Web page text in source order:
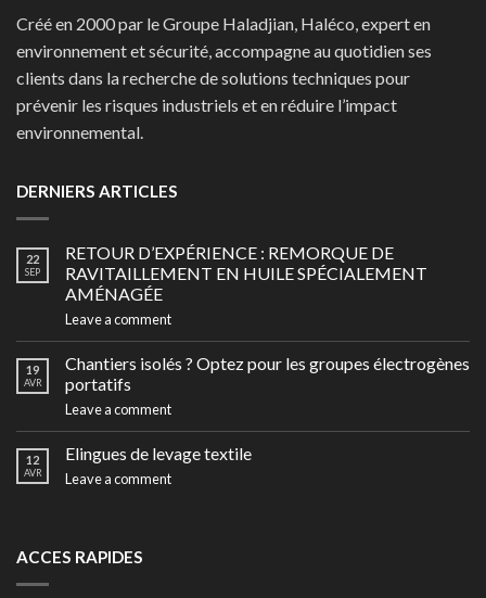
Créé en 2000 par le Groupe Haladjian, Haléco, expert en
environnement et sécurité, accompagne au quotidien ses
clients dans la recherche de solutions techniques pour
prévenir les risques industriels et en réduire l’impact
environnemental.
DERNIERS ARTICLES
22
SEP
RETOUR D’EXPÉRIENCE : REMORQUE DE
RAVITAILLEMENT EN HUILE SPÉCIALEMENT
AMÉNAGÉE
Leave a comment
19
AVR
Chantiers isolés ? Optez pour les groupes électrogènes
portatifs
Leave a comment
12
AVR
Elingues de levage textile
Leave a comment
ACCES RAPIDES